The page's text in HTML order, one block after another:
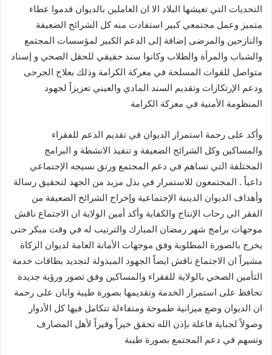
التحديات التي تعيشها البلاد الا ان العاملين بالديوان قدموا عطاء
متميز وعمل مجتمعي كبير استفادت منه كل الشرائح الضعيفة
والنازحين والمرضى إضافة إلى الدعم الكبير لمؤسسات المجتمع
والشباب والمرأة والطلاب وكانوا سند حقيقي للحقل الصحي و إسناد
متواصل للقوات المسلحة في معركة الكرامة وذلك بعلاج الجرحى
ودعم الإرتكازات وتقديم السند المادي والعيني تعزيزاً لجهود
المنظومة الأمنية في معركة الكرامة
وأكد على رحمة استمرار الديوان في تقديم الدعم للفقراء
والمساكين وكل الشرائح الضعيفة و تنفيذ الانشطة و البرامج
المختلفة التي تساهم في دعم المجتمع ورتق نسيجه الإجتماعي
داعياً . المجتمعون للاستمرار في بذل مزيد من الجهد لتحقيق رسالة
وأهداف الديوان الدينية الإجتماعية وإخراج الشرائح الضعيفة من
الفقر الي رحاب الإنتاج والكفاية وأكد أمين الولاية ان الاجتماع ناقش
موجهات برامج شهر رمضان المبارك والترتيب له في وقت مبكر حتى
يخرج بالصورة المطلوبة وفق موجهات الأمانة العامة لديوان الزكاة
مشيراً ان الاجتماع ناقش ايضاً الجهود المبذولة لتجديد بطاقات خدمة
التأمين الصحي بالولاية للفقراء والمساكين وفق تصور ورؤية جديدة
تحافظ على استمرار الخدمة وتقديمها بصورة طيبة وابان على رحمة
ان الديوان وضع ميزانية طموحة ومتفاءلة تتكامل فيها كل الأدوار
وصولاً لجباية فاعلة بإذن الله تحقق خيراً وفيراً لأهل المصارف
وتسهم في دعم المجتمع بصورة طيبة